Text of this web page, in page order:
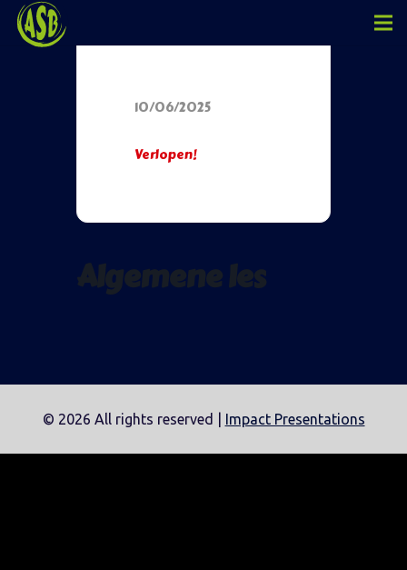
10/06/2025
Verlopen!
© 2026 All rights reserved | Impact Presentations